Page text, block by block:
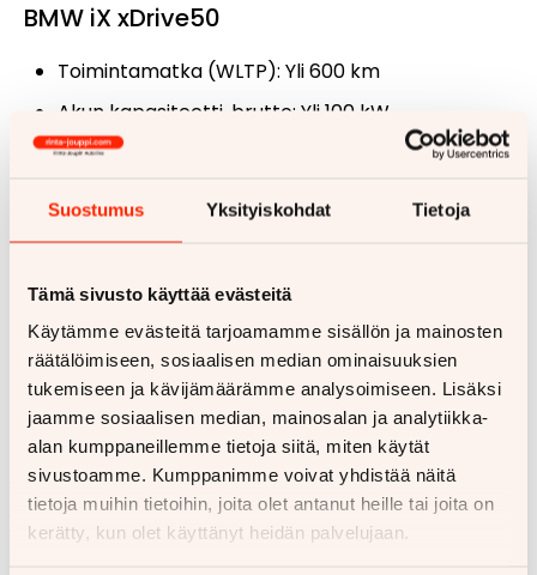
Suostumus Yksityiskohdat Tietoja
Tämä sivusto käyttää evästeitä
Käytämme evästeitä tarjoamamme sisällön ja mainosten
räätälöimiseen, sosiaalisen median ominaisuuksien
tukemiseen ja kävijämäärämme analysoimiseen. Lisäksi
jaamme sosiaalisen median, mainosalan ja analytiikka-
alan kumppaneillemme tietoja siitä, miten käytät
sivustoamme. Kumppanimme voivat yhdistää näitä
tietoja muihin tietoihin, joita olet antanut heille tai joita on
kerätty, kun olet käyttänyt heidän palvelujaan.
BMW iX xDrive50
Toimintamatka (WLTP): Yli 600 km
Akun kapasiteetti, brutto: Yli 100 kW
Energiankulutus: Alle 21 kWh/100 km
Latausaika suurimmalla latausteholla, akun
Toimintamatkan lisäys suurimmalla
latausteholla: 120 km:n toimintamatka 10
minuutissa
Latausaika, 3-vaiheinen vaihtovirta 11 kW, 0–100
%: Alle 11 tuntia
Yhdistetty teho: Yli 500 hevosvoimaa
Kiihtyvyys 0–100 km/h: Noin 5 sekuntia